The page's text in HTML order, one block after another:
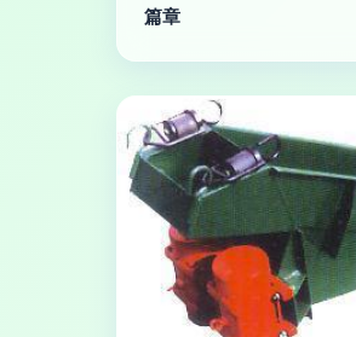
篇章